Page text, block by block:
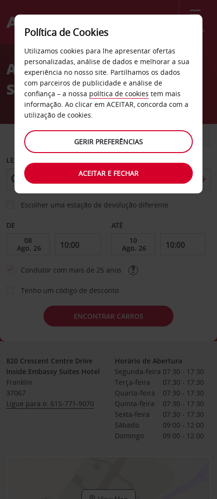
Menu
Welcome
AvisAluguer de carros Cool
Springs em Franklin
CARRO COMERCIAIS
LEVANTAR EM
Escolher uma estação de devolução diferente
DE ATÉ
Condutor com mais de 25 anos
Tenho um código de desconto
ENCONTRAR CARROS
820 Crescent Centre Drive
Inside Embassy Suites Hotel
Franklin
37067
Ligue para o: 615-771-9070
Horário de Abertura
Segunda-feira 07:30 - 17:30
Terça-feira
07:30 - 17:30
Quarta-feira
07:30 - 17:30
Quinta-feira
07:30 - 17:30
Sexta-feira
07:30 - 17:30
Sábado
09:00 - 12:00
Domingo
09:00 - 12:00
Política de Cookies
Utilizamos cookies para lhe apresentar ofertas
personalizadas, análise de dados e melhorar a sua
experiência no nosso site. Partilhamos os dados
com parceiros de publicidade e análise de
confiança – a nossa política de cookies tem mais
informação. Ao clicar em ACEITAR, concorda com a
utilização de cookies.
GERIR PREFERÊNCIAS
ACEITAR E FECHAR